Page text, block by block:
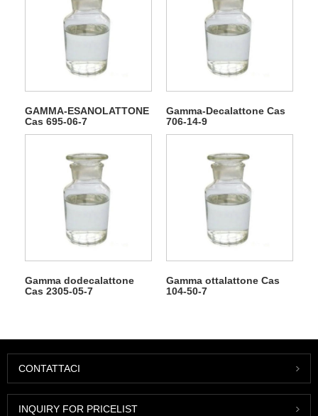
GAMMA-ESANOLATTONE
Cas 695-06-7
Gamma-Decalattone Cas
706-14-9
Gamma dodecalattone
Cas 2305-05-7
Gamma ottalattone Cas
104-50-7
CONTATTACI
INQUIRY FOR PRICELIST